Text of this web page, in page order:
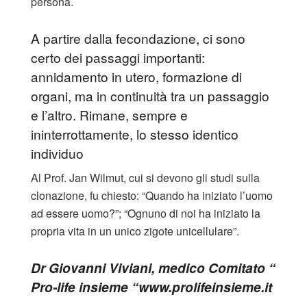
A partire dalla fecondazione, ci sono
certo dei passaggi importanti:
annidamento in utero, formazione di
organi, ma in continuità tra un passaggio
e l’altro. Rimane, sempre e
ininterrottamente, lo stesso identico
individuo
Al Prof. Jan Wilmut, cui si devono gli studi sulla
clonazione, fu chiesto: “Quando ha iniziato l’uomo
ad essere uomo?”; “Ognuno di noi ha iniziato la
propria vita in un unico zigote unicellulare”.
Dr Giovanni Viviani, medico Comitato “
Pro-life insieme “www.prolifeinsieme.it